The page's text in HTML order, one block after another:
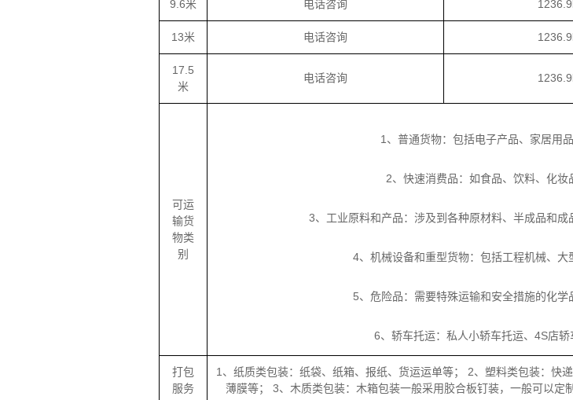
9.6米 电话咨询
13米 电话咨询
17.5
米
电话咨询
可运
输货
物类
别
1、普通货物：包括电子产品、家居用
2、快速消费品：如食品、饮料、化妆
3、工业原料和产品：涉及到各种原材料、半成品和成
4、机械设备和重型货物：包括工程机械、大
5、危险品：需要特殊运输和安全措施的化学
6、轿车托运：私人小轿车托运、4S店轿
打包
服务
1、纸质类包装：纸袋、纸箱、报纸、货运运单等； 2、塑料类包装：快
薄膜等； 3、木质类包装：木箱包装一般采用胶合板钉装，一般可以定